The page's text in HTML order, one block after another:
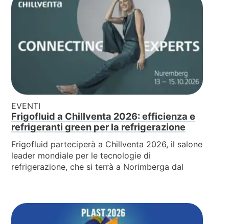
EVENTI
Frigofluid a Chillventa 2026: efficienza e
refrigeranti green per la refrigerazione
Frigofluid parteciperà a Chillventa 2026, il salone
leader mondiale per le tecnologie di
refrigerazione, che si terrà a Norimberga dal